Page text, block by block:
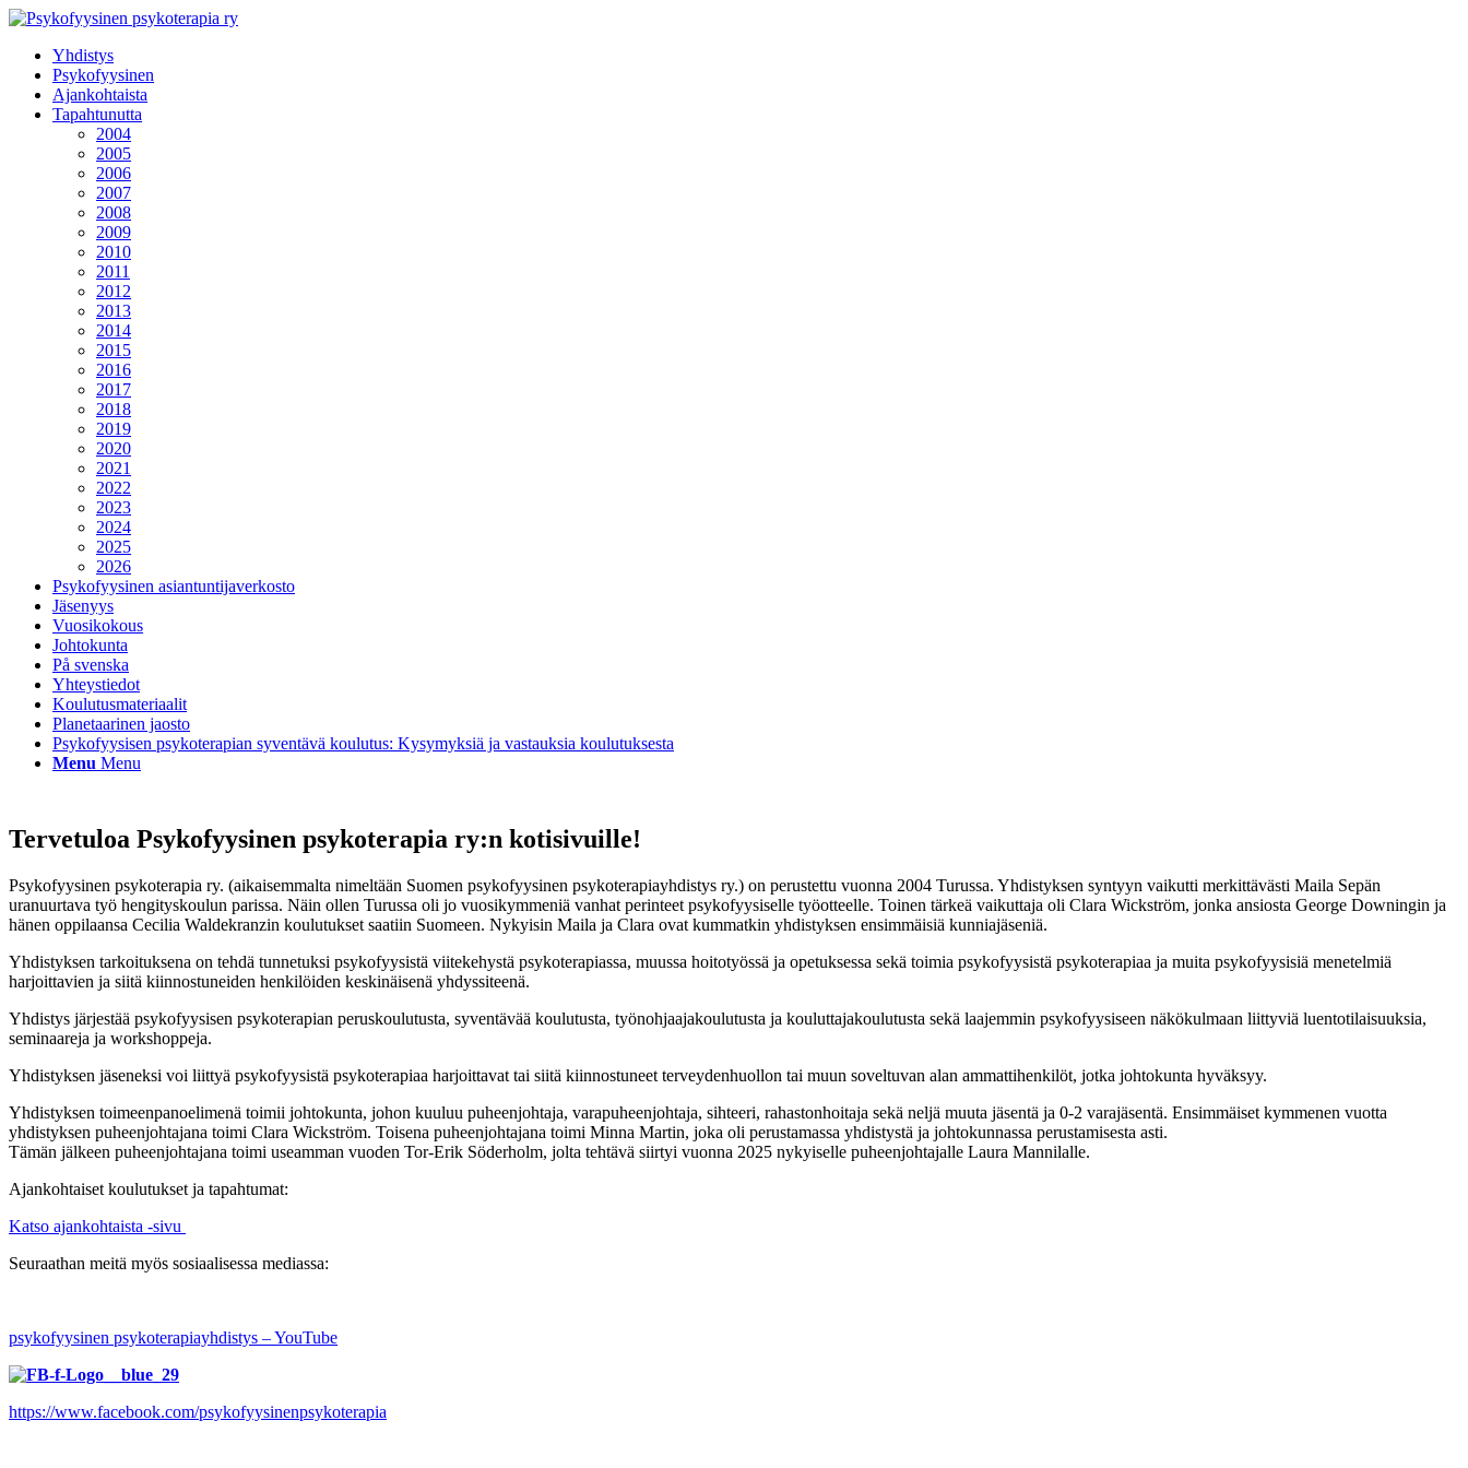
Yhdistys
Psykofyysinen
Ajankohtaista
Tapahtunutta
2004
2005
2006
2007
2008
2009
2010
2011
2012
2013
2014
2015
2016
2017
2018
2019
2020
2021
2022
2023
2024
2025
2026
Psykofyysinen asiantuntijaverkosto
Jäsenyys
Vuosikokous
Johtokunta
På svenska
Yhteystiedot
Koulutusmateriaalit
Planetaarinen jaosto
Psykofyysisen psykoterapian syventävä koulutus: Kysymyksiä ja vastauksia koulutuksesta
Menu Menu
Tervetuloa Psykofyysinen psykoterapia ry:n kotisivuille!
Psykofyysinen psykoterapia ry. (aikaisemmalta nimeltään Suomen psykofyysinen psykoterapiayhdistys ry.) on perustettu vuonna 2004 Turussa. Yhdistyksen syntyyn vaikutti merkittävästi Maila Sepän
uranuurtava työ hengityskoulun parissa. Näin ollen Turussa oli jo vuosikymmeniä vanhat perinteet psykofyysiselle työotteelle. Toinen tärkeä vaikuttaja oli Clara Wickström, jonka ansiosta George Downingin ja
hänen oppilaansa Cecilia Waldekranzin koulutukset saatiin Suomeen. Nykyisin Maila ja Clara ovat kummatkin yhdistyksen ensimmäisiä kunniajäseniä.
Yhdistyksen tarkoituksena on tehdä tunnetuksi psykofyysistä viitekehystä psykoterapiassa, muussa hoitotyössä ja opetuksessa sekä toimia psykofyysistä psykoterapiaa ja muita psykofyysisiä menetelmiä
harjoittavien ja siitä kiinnostuneiden henkilöiden keskinäisenä yhdyssiteenä.
Yhdistys järjestää psykofyysisen psykoterapian peruskoulutusta, syventävää koulutusta, työnohjaajakoulutusta ja kouluttajakoulutusta sekä laajemmin psykofyysiseen näkökulmaan liittyviä luentotilaisuuksia,
seminaareja ja workshoppeja.
Yhdistyksen jäseneksi voi liittyä psykofyysistä psykoterapiaa harjoittavat tai siitä kiinnostuneet terveydenhuollon tai muun soveltuvan alan ammattihenkilöt, jotka johtokunta hyväksyy.
Yhdistyksen toimeenpanoelimenä toimii johtokunta, johon kuuluu puheenjohtaja, varapuheenjohtaja, sihteeri, rahastonhoitaja sekä neljä muuta jäsentä ja 0-2 varajäsentä. Ensimmäiset kymmenen vuotta
yhdistyksen puheenjohtajana toimi Clara Wickström. Toisena puheenjohtajana toimi Minna Martin, joka oli perustamassa yhdistystä ja johtokunnassa perustamisesta asti.
Tämän jälkeen puheenjohtajana toimi useamman vuoden Tor-Erik Söderholm, jolta tehtävä siirtyi vuonna 2025 nykyiselle puheenjohtajalle Laura Mannilalle.
Ajankohtaiset koulutukset ja tapahtumat:
Katso ajankohtaista -sivu
Seuraathan meitä myös sosiaalisessa mediassa:
psykofyysinen psykoterapiayhdistys – YouTube
https://www.facebook.com/psykofyysinenpsykoterapia